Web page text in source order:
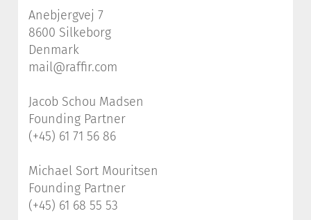
Anebjergvej 7
8600 Silkeborg
Denmark
mail@raffir.com
Jacob Schou Madsen
Founding Partner
(+45) 61 71 56 86
Michael Sort Mouritsen
Founding Partner
(+45) 61 68 55 53